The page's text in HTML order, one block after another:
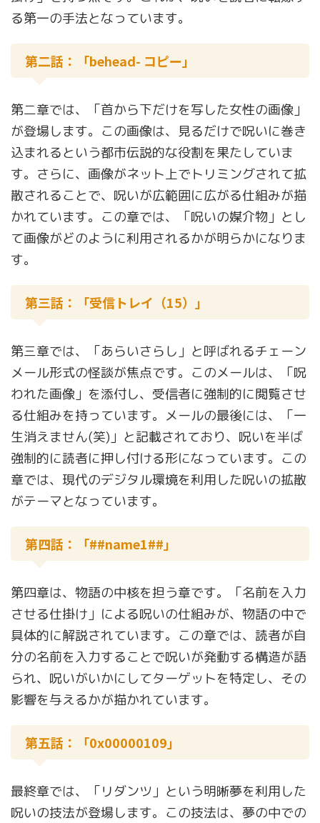
る第一の手法となっています。
第二話：「behead- コピー」
第二章では、「首から下だけを写した女性の画像」
が登場します。この画像は、見るだけで呪いに巻き
込まれるという都市伝説的な役割を果たしていま
す。さらに、画像がネット上でトリミングされて拡
散されることで、呪いが広範囲に広がる仕組みが描
かれています。この章では、「呪いの媒介物」とし
て画像がどのように利用されるかが明らかになりま
す。
第三話：「受信トレイ（15）」
第三章では、「あらいさらし」と呼ばれるチェーン
メール形式の怪談が焦点です。このメールは、「呪
われた画像」を添付し、受信者に強制的に閲覧させ
る仕組みを持っています。メールの最後には、「一
生消えません(笑)」と記載されており、呪いを半ば
強制的に読者に押し付ける形になっています。この
章では、現代のデジタル環境を利用した呪いの拡散
がテーマとなっています。
第四話：「##name1##」
第四章は、物語の中核を担う章です。「名前を入力
させる仕掛け」による呪いの仕組みが、物語の中で
具体的に解説されています。この章では、読者が自
分の名前を入力することで呪いが発動する構造が語
られ、呪いがいかにしてターゲットを特定し、その
影響を与えるかが描かれています。
第五話：「0x00000109」
最終章では、「リダンツ」という明晰夢を利用した
呪いの技法が登場します。この技法は、夢の中での